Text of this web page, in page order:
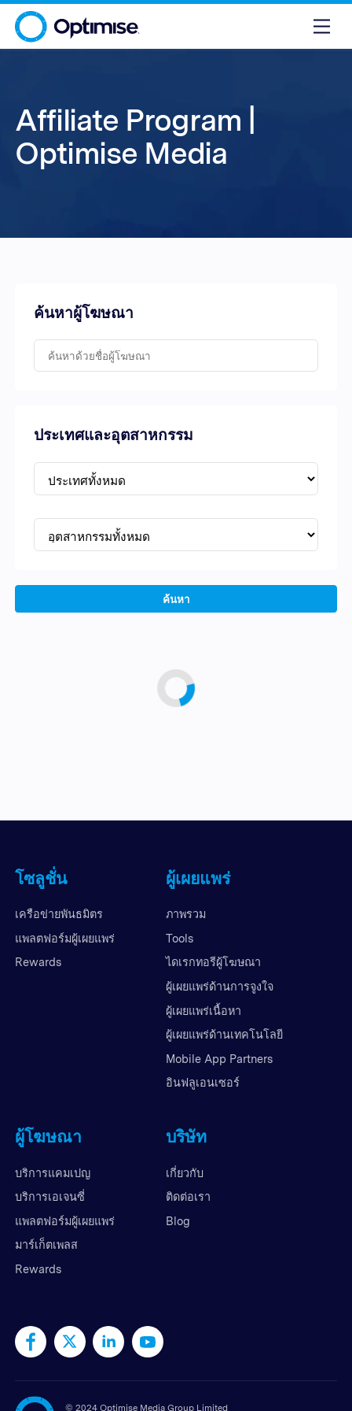
Affiliate Program |
Optimise Media
ค้นหาผู้โฆษณา
ประเทศและอุตสาหกรรม
ค้นหา
โซลูชั่น
เครือข่ายพันธมิตร
แพลตฟอร์มผู้เผยแพร่
Rewards
ผู้เผยแพร่
ภาพรวม
Tools
ไดเรกทอรีผู้โฆษณา
ผู้เผยแพร่ด้านการจูงใจ
ผู้เผยแพร่เนื้อหา
ผู้เผยแพร่ด้านเทคโนโลยี
Mobile App Partners
อินฟลูเอนเซอร์
ผู้โฆษณา
บริการแคมเปญ
บริการเอเจนซี่
แพลตฟอร์มผู้เผยแพร่
มาร์เก็ตเพลส
Rewards
บริษัท
เกี่ยวกับ
ติดต่อเรา
Blog
© 2024 Optimise Media Group Limited